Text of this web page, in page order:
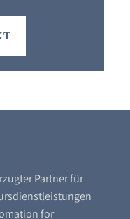
Partner für
for